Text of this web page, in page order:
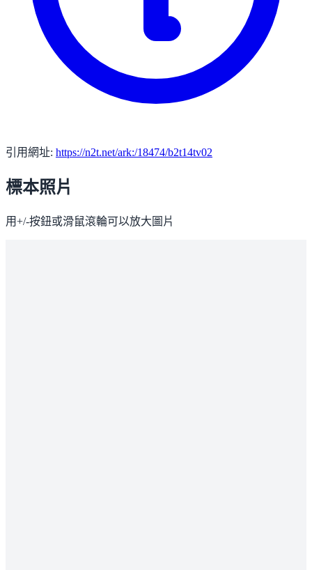
引用網址: https://n2t.net/ark:/18474/b2t14tv02
標本照片
用+/-按鈕或滑鼠滾輪可以放大圖片